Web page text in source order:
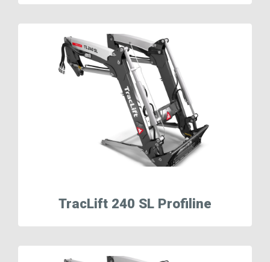
TracLift 240 SL Profiline